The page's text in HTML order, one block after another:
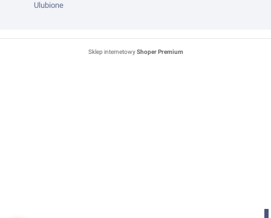
Ulubione
Sklep internetowyShoper Premium